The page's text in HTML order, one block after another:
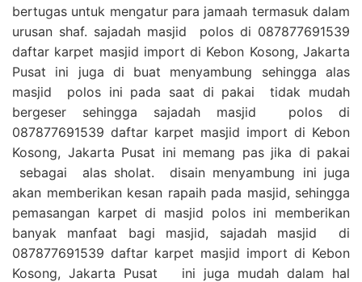
bertugas untuk mengatur para jamaah termasuk dalam
urusan shaf. sajadah masjid polos di 087877691539
daftar karpet masjid import di Kebon Kosong, Jakarta
Pusat ini juga di buat menyambung sehingga alas
masjid polos ini pada saat di pakai tidak mudah
bergeser sehingga sajadah masjid polos di
087877691539 daftar karpet masjid import di Kebon
Kosong, Jakarta Pusat ini memang pas jika di pakai
sebagai alas sholat. disain menyambung ini juga
akan memberikan kesan rapaih pada masjid, sehingga
pemasangan karpet di masjid polos ini memberikan
banyak manfaat bagi masjid, sajadah masjid di
087877691539 daftar karpet masjid import di Kebon
Kosong, Jakarta Pusat ini juga mudah dalam hal